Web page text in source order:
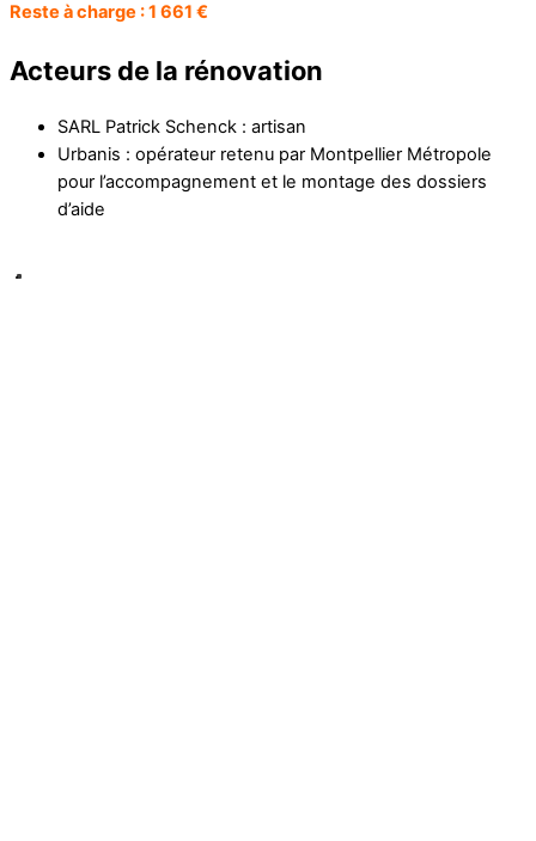
Reste à charge : 1 661 €
Acteurs de la rénovation
SARL Patrick Schenck : artisan
Urbanis : opérateur retenu par Montpellier Métropole
pour l’accompagnement et le montage des dossiers
d’aide